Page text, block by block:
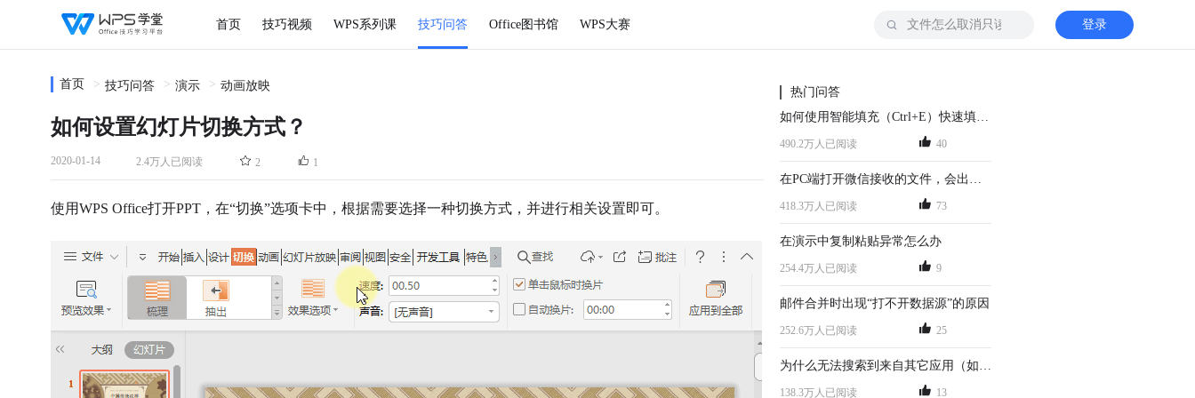
首页 技巧视频 WPS系列课 技巧问答 Office图书馆 WPS大赛 登录
首页 技巧问答 演示 动画放映
如何设置幻灯片切换方式？
2020-01-14 2.4万人已阅读 2 1
使用WPS Office打开PPT ，在“切换”选项卡中，根据需要选择一种切换方式，并进行相关设置即可。
热门问答
如何使用智能填充（Ctrl+E）快速填充数据？
490.2万人已阅读 40
418.3万人已阅读 73
在演示中复制粘贴异常怎么办
254.4万人已阅读 9
邮件合并时出现“打不开数据源”的原因
252.6万人已阅读 25
138.3万人已阅读 13